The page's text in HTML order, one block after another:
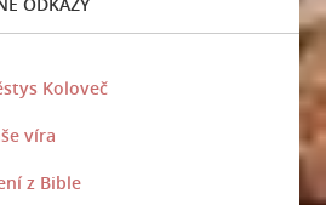
Koloveč
víra
z Bible